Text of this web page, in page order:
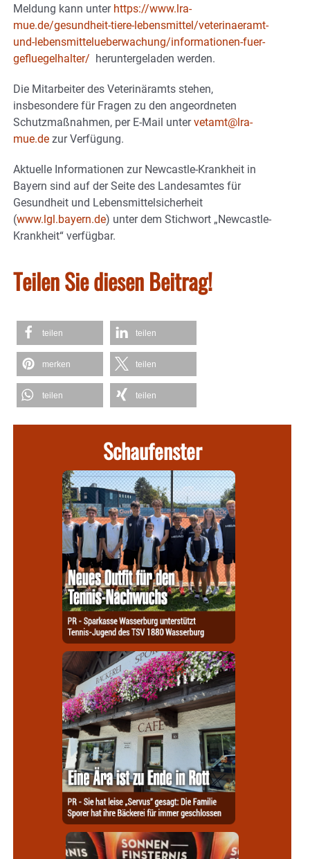
Meldung kann unter https://www.lra-
mue.de/gesundheit-tiere-lebensmittel/veterinaeramt-
und-lebensmittelueberwachung/informationen-fuer-
gefluegelhalter/ heruntergeladen werden.
Die Mitarbeiter des Veterinäramts stehen,
insbesondere für Fragen zu den angeordneten
Schutzmaßnahmen, per E-Mail untervetamt@lra-
mue.de zur Verfügung.
Aktuelle Informationen zur Newcastle-Krankheit in
Bayern sind auf der Seite des Landesamtes für
Gesundheit und Lebensmittelsicherheit
(www.lgl.bayern.de) unter dem Stichwort „Newcastle-
Krankheit“ verfügbar.
Teilen Sie diesen Beitrag!
teilen teilen
merken teilen
teilen teilen
Schaufenster